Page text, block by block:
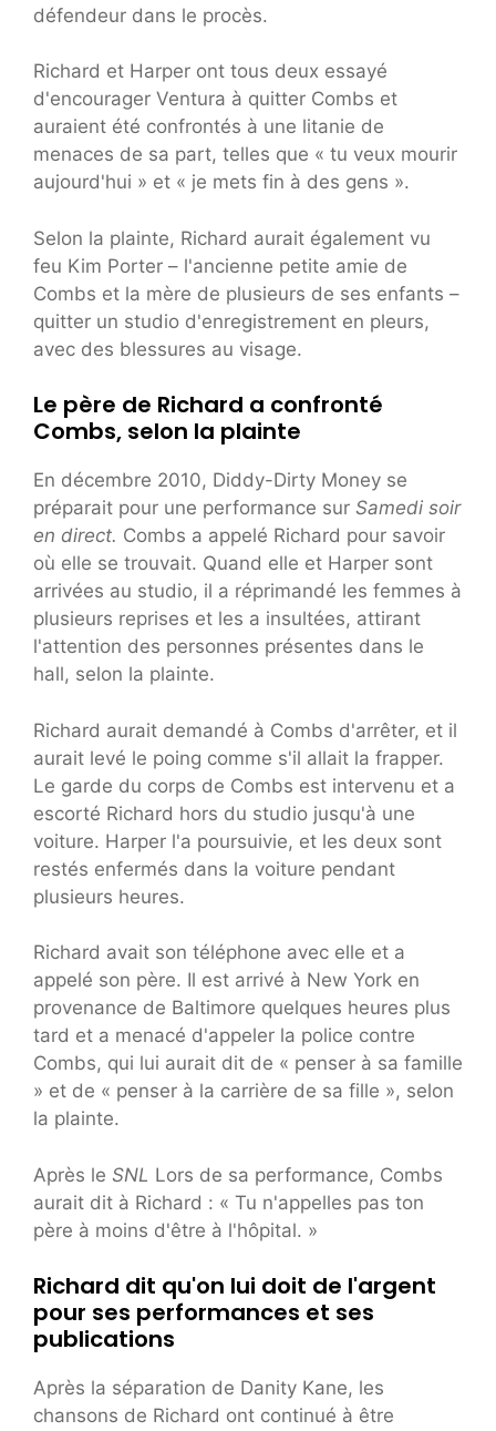
défendeur dans le procès.
Richard et Harper ont tous deux essayé
d'encourager Ventura à quitter Combs et
auraient été confrontés à une litanie de
menaces de sa part, telles que « tu veux mourir
aujourd'hui » et « je mets fin à des gens ».
Selon la plainte, Richard aurait également vu
feu Kim Porter – l'ancienne petite amie de
Combs et la mère de plusieurs de ses enfants –
quitter un studio d'enregistrement en pleurs,
avec des blessures au visage.
Le père de Richard a confronté
Combs, selon la plainte
En décembre 2010, Diddy-Dirty Money se
préparait pour une performance sur Samedi soir
en direct. Combs a appelé Richard pour savoir
où elle se trouvait. Quand elle et Harper sont
arrivées au studio, il a réprimandé les femmes à
plusieurs reprises et les a insultées, attirant
l'attention des personnes présentes dans le
hall, selon la plainte.
Richard aurait demandé à Combs d'arrêter, et il
aurait levé le poing comme s'il allait la frapper.
Le garde du corps de Combs est intervenu et a
escorté Richard hors du studio jusqu'à une
voiture. Harper l'a poursuivie, et les deux sont
restés enfermés dans la voiture pendant
plusieurs heures.
Richard avait son téléphone avec elle et a
appelé son père. Il est arrivé à New York en
provenance de Baltimore quelques heures plus
tard et a menacé d'appeler la police contre
Combs, qui lui aurait dit de « penser à sa famille
» et de « penser à la carrière de sa fille », selon
la plainte.
Après le SNL Lors de sa performance, Combs
aurait dit à Richard : « Tu n'appelles pas ton
père à moins d'être à l'hôpital. »
Richard dit qu'on lui doit de l'argent
pour ses performances et ses
publications
Après la séparation de Danity Kane, les
chansons de Richard ont continué à être